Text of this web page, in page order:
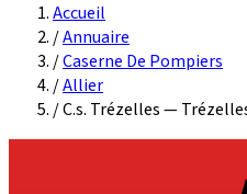
Accueil
/Annuaire
/Caserne De Pompiers
/Allier
/C.s. Trézelles —